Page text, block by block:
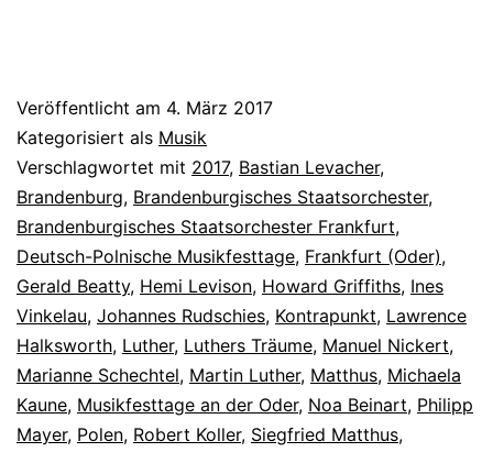
Veröffentlicht am 4. März 2017
Kategorisiert als Musik
Verschlagwortet mit 2017, Bastian Levacher,
Brandenburg, Brandenburgisches Staatsorchester,
Brandenburgisches Staatsorchester Frankfurt,
Deutsch-Polnische Musikfesttage, Frankfurt (Oder),
Gerald Beatty, Hemi Levison, Howard Griffiths, Ines
Vinkelau, Johannes Rudschies, Kontrapunkt, Lawrence
Halksworth, Luther, Luthers Träume, Manuel Nickert,
Marianne Schechtel, Martin Luther, Matthus, Michaela
Kaune, Musikfesttage an der Oder, Noa Beinart, Philipp
Mayer, Polen, Robert Koller, Siegfried Matthus,